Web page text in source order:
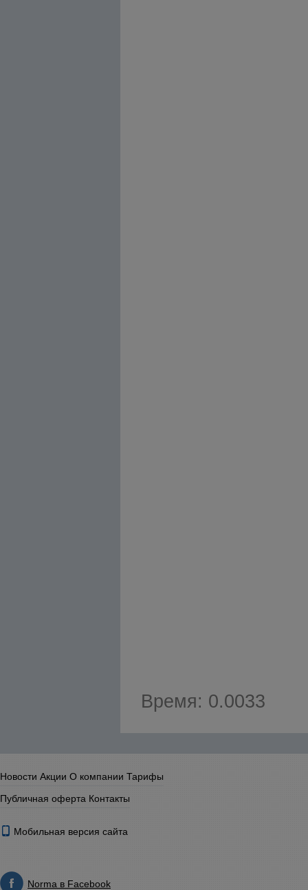
Время: 0.0033
Новости Акции О компании Тарифы
Публичная оферта Контакты
Мобильная версия сайта
Norma в Facebook